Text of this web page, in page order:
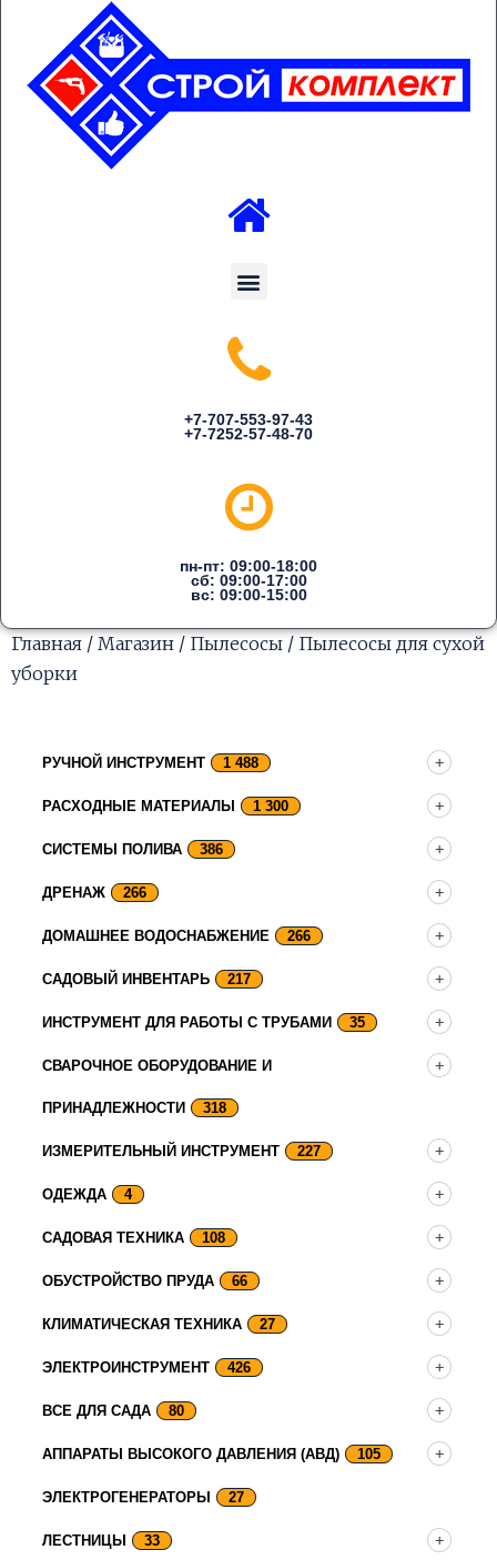
Menu
+7-707-553-97-43
+7-7252-57-48-70
пн-пт: 09:00-18:00
сб: 09:00-17:00
вс: 09:00-15:00
Главная / Магазин / Пылесосы / Пылесосы для сухой
уборки
РУЧНОЙ ИНСТРУМЕНТ 1 488
РАСХОДНЫЕ МАТЕРИАЛЫ 1 300
СИСТЕМЫ ПОЛИВА 386
ДРЕНАЖ 266
ДОМАШНЕЕ ВОДОСНАБЖЕНИЕ 266
САДОВЫЙ ИНВЕНТАРЬ 217
ИНСТРУМЕНТ ДЛЯ РАБОТЫ С ТРУБАМИ 35
СВАРОЧНОЕ ОБОРУДОВАНИЕ И
ПРИНАДЛЕЖНОСТИ 318
ИЗМЕРИТЕЛЬНЫЙ ИНСТРУМЕНТ 227
ОДЕЖДА 4
САДОВАЯ ТЕХНИКА 108
ОБУСТРОЙСТВО ПРУДА 66
КЛИМАТИЧЕСКАЯ ТЕХНИКА 27
ЭЛЕКТРОИНСТРУМЕНТ 426
ВСЕ ДЛЯ САДА 80
АППАРАТЫ ВЫСОКОГО ДАВЛЕНИЯ (АВД) 105
ЭЛЕКТРОГЕНЕРАТОРЫ 27
ЛЕСТНИЦЫ 33